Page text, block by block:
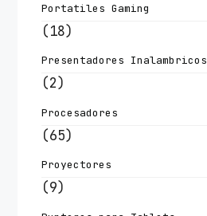
Portatiles Gaming
(18)
Presentadores Inalambricos
(2)
Procesadores
(65)
Proyectores
(9)